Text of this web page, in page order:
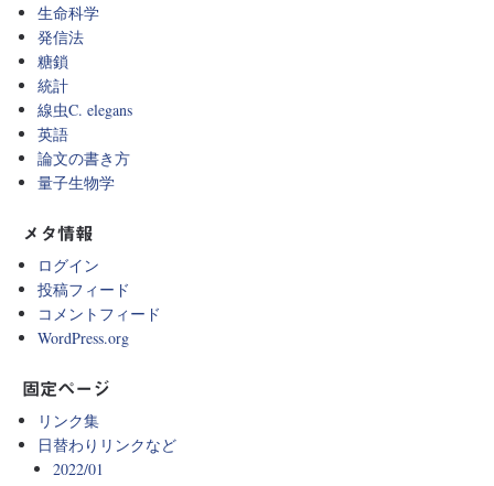
生命科学
発信法
糖鎖
統計
線虫C. elegans
英語
論文の書き方
量子生物学
メタ情報
ログイン
投稿フィード
コメントフィード
WordPress.org
固定ページ
リンク集
日替わりリンクなど
2022/01